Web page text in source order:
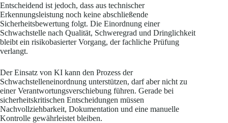
Entscheidend ist jedoch, dass aus technischer
Erkennungsleistung noch keine abschließende
Sicherheitsbewertung folgt. Die Einordnung einer
Schwachstelle nach Qualität, Schweregrad und Dringlichkeit
bleibt ein risikobasierter Vorgang, der fachliche Prüfung
verlangt.
Der Einsatz von KI kann den Prozess der
Schwachstelleneinordnung unterstützen, darf aber nicht zu
einer Verantwortungsverschiebung führen. Gerade bei
sicherheitskritischen Entscheidungen müssen
Nachvollziehbarkeit, Dokumentation und eine manuelle
Kontrolle gewährleistet bleiben.